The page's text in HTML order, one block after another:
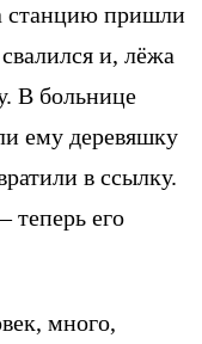
станцию пришли
и, лёжа
В больнице
ему деревяшку
в ссылку.
его
много,